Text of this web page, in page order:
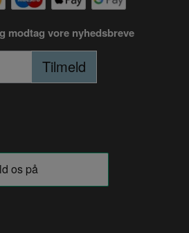
modtag vore nyhedsbreve
Tilmeld